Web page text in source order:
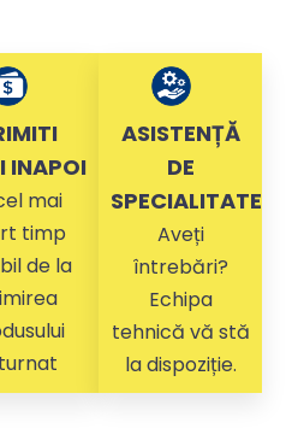
INAPOI
mai
timp
de la
ASISTENȚĂ
DE
SPECIALITATE
Aveți
întrebări?
Echipa
tehnică vă stă
la dispoziție.